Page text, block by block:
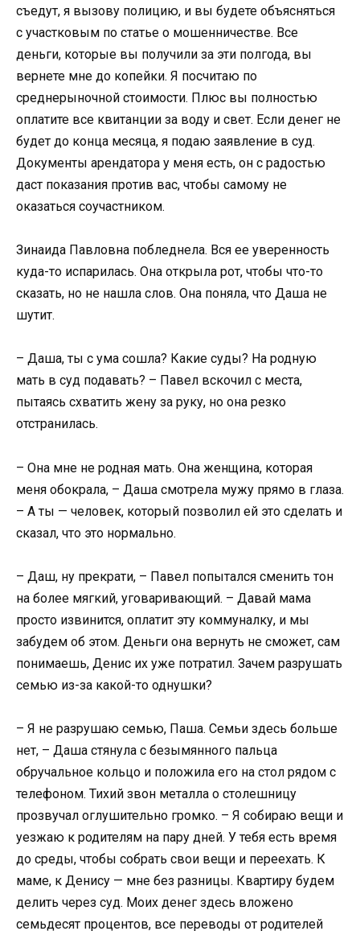
съедут, я вызову полицию, и вы будете объясняться
с участковым по статье о мошенничестве. Все
деньги, которые вы получили за эти полгода, вы
вернете мне до копейки. Я посчитаю по
среднерыночной стоимости. Плюс вы полностью
оплатите все квитанции за воду и свет. Если денег не
будет до конца месяца, я подаю заявление в суд.
Документы арендатора у меня есть, он с радостью
даст показания против вас, чтобы самому не
оказаться соучастником.
Зинаида Павловна побледнела. Вся ее уверенность
куда-то испарилась. Она открыла рот, чтобы что-то
сказать, но не нашла слов. Она поняла, что Даша не
шутит.
– Даша, ты с ума сошла? Какие суды? На родную
мать в суд подавать? – Павел вскочил с места,
пытаясь схватить жену за руку, но она резко
отстранилась.
– Она мне не родная мать. Она женщина, которая
меня обокрала, – Даша смотрела мужу прямо в глаза.
– А ты — человек, который позволил ей это сделать и
сказал, что это нормально.
– Даш, ну прекрати, – Павел попытался сменить тон
на более мягкий, уговаривающий. – Давай мама
просто извинится, оплатит эту коммуналку, и мы
забудем об этом. Деньги она вернуть не сможет, сам
понимаешь, Денис их уже потратил. Зачем разрушать
семью из-за какой-то однушки?
– Я не разрушаю семью, Паша. Семьи здесь больше
нет, – Даша стянула с безымянного пальца
обручальное кольцо и положила его на стол рядом с
телефоном. Тихий звон металла о столешницу
прозвучал оглушительно громко. – Я собираю вещи и
уезжаю к родителям на пару дней. У тебя есть время
до среды, чтобы собрать свои вещи и переехать. К
маме, к Денису — мне без разницы. Квартиру будем
делить через суд. Моих денег здесь вложено
семьдесят процентов, все переводы от родителей